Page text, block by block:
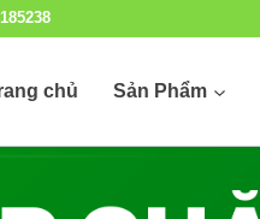
chủ Sản Phẩm